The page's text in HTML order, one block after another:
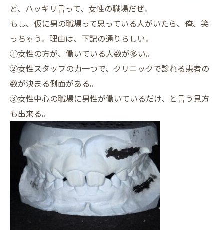
ど、ハッキリ言って、女性の職場だぜ。
もし、仮に男の職場って思っている人がいたら、俺、笑
っちゃう。理由は、下記の通りらしい。
①女性の方が、働いている人数が多い。
②女性スタッフの力一つで、クリニックで診れる患者の
数が決まる側面がある。
③女性中心の職場に男性が働いているだけ、と言う見方
も出来る。